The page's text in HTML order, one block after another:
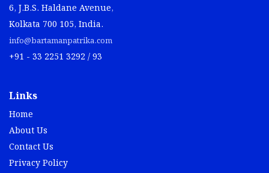
6, J.B.S. Haldane Avenue,
Kolkata 700 105, India.
info@bartamanpatrika.com
+91 - 33 2251 3292 / 93
Links
Home
About Us
Contact Us
Privacy Policy